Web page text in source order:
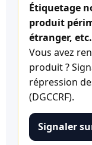
Étiquetage
produit
étranger, etc.
Vous avez
produit ?
répression
(DGCCRF).
Signaler